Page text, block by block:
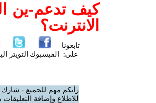
كيف تدعم-ين
الانترنت؟
تابعونا
على: الفيسبوك التويتر
رأيكم مهم للجميع -
للاطلاع وإضافة